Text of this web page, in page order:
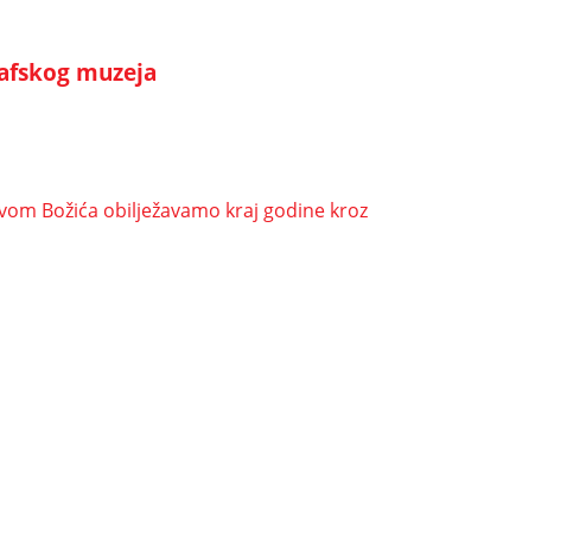
muzeja
Božića obilježavamo kraj godine kroz